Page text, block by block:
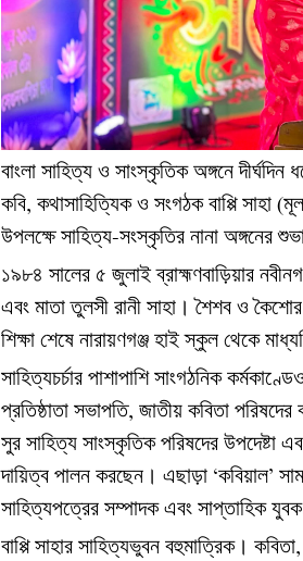
বাংলা সাহিত্য ও সাংস্কৃতিক অঙ্গনে দীর্ঘদিন
কবি, কথাসাহিত্যিক ও সংগঠক বাপ্পি সাহা (মূল
উপলক্ষে সাহিত্য-সংস্কৃতির নানা অঙ্গনের
১৯৮৪ সালের ৫ জুলাই ব্রাহ্মণবাড়িয়ার
এবং মাতা তুলসী রানী সাহা । শৈশব ও কৈশোর
শিক্ষা শেষে নারায়ণগঞ্জ হাই স্কুল থেকে
সাহিত্যচর্চার পাশাপাশি সাংগঠনিক কর্মকাণ্ডেও
প্রতিষ্ঠাতা সভাপতি, জাতীয় কবিতা পরিষদের
সুর সাহিত্য সাংস্কৃতিক পরিষদের উপদেষ্টা
দায়িত্ব পালন করছেন । এছাড়া ‘কবিয়াল’
সাহিত্যপত্রের সম্পাদক এবং সাপ্তাহিক
বাপ্পি সাহার সাহিত্যভুবন বহুমাত্রিক। কবিতা,